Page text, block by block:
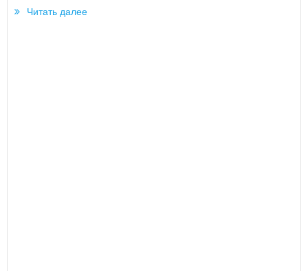
Читать далее